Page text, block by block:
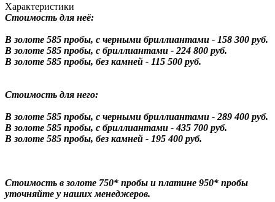
Характеристики
Стоимость для неё:
В золоте 585 пробы, с черными бриллиантами - 158 300 руб.
В золоте 585 пробы, с бриллиантами - 224 800 руб.
В золоте 585 пробы, без камней - 115 500 руб.
Стоимость для него:
В золоте 585 пробы, с черными бриллиантами - 289 400 руб.
В золоте 585 пробы, с бриллиантами - 435 700 руб.
В золоте 585 пробы, без камней - 195 400 руб.
Стоимость в золоте 750* пробы и платине 950* пробы
уточняйте у наших менеджеров.